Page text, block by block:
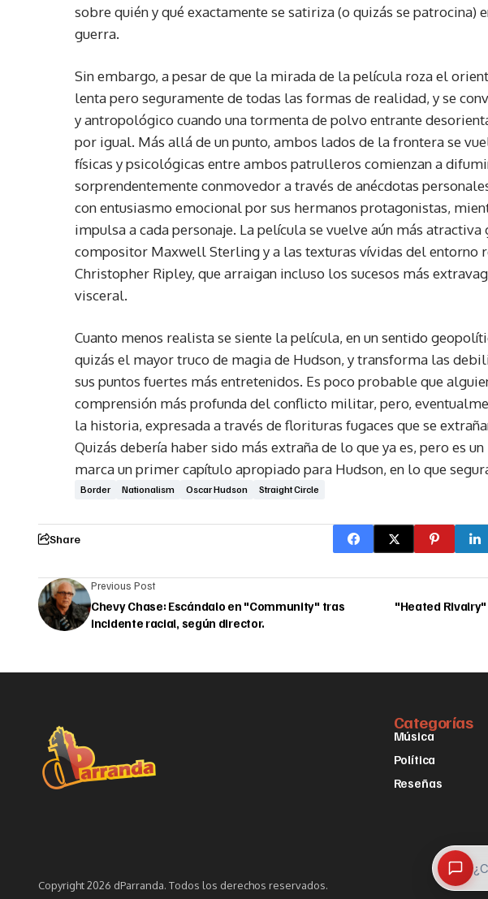
sobre quién y qué exactamente se satiriza (o quizás se patrocina)
guerra.
Sin embargo, a pesar de que la mirada de la película roza el
lenta pero seguramente de todas las formas de realidad, y se
y antropológico cuando una tormenta de polvo entrante
por igual. Más allá de un punto, ambos lados de la frontera se
físicas y psicológicas entre ambos patrulleros comienzan a
sorprendentemente conmovedor a través de anécdotas
con entusiasmo emocional por sus hermanos protagonistas,
impulsa a cada personaje. La película se vuelve aún más
compositor Maxwell Sterling y a las texturas vívidas del entorno
Christopher Ripley, que arraigan incluso los sucesos más
visceral.
Cuanto menos realista se siente la película, en un sentido
quizás el mayor truco de magia de Hudson, y transforma las
sus puntos fuertes más entretenidos. Es poco probable que
comprensión más profunda del conflicto militar, pero,
la historia, expresada a través de florituras fugaces que se
Quizás debería haber sido más extraña de lo que ya es, pero es
marca un primer capítulo apropiado para Hudson, en lo que
Border Nationalism Oscar Hudson Straight Circle
Share
Previous Post
Chevy Chase: Escándalo en "Community" tras
incidente racial, según director.
"Heated Rivalry"
Categorías
Música
Política
Reseñas
Copyright 2026 dParranda. Todos los derechos reservados.